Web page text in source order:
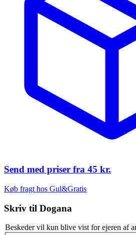
Send med priser fra 45 kr.
Køb fragt hos Gul&Gratis
Skriv til Dogana
Beskeder vil kun blive vist for ejeren af